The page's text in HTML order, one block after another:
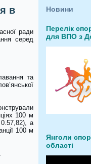
в
ради
серед
та
100 м
а
100 м
Новини
Перелік
для ВПО з
Янголи
області